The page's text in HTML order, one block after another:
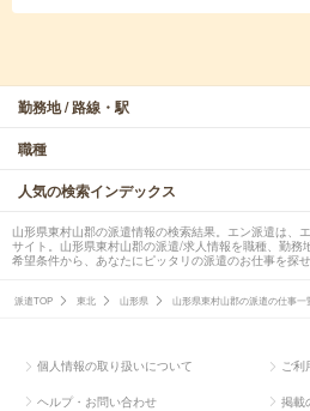
勤務地 / 路線・駅
職種
人気の検索インデックス
山形県東村山郡の派遣情報の検索結果。エン派遣は、
サイト。山形県東村山郡の派遣/求人情報を職種、勤
希望条件から、あなたにピッタリの派遣のお仕事を探せ
派遣TOP 東北 山形県 山形県東村山郡の派遣の仕事一
個人情報の取り扱いについて ご利
ヘルプ・お問い合わせ 掲載